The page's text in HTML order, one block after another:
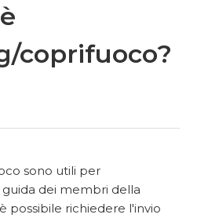
coprifuoco?
sono utili per
dei membri della
possibile richiedere l'invio